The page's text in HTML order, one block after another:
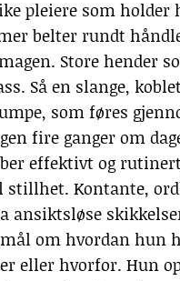
pleiere som holder
belter rundt
Store hender
Så en slange,
som føres
fire ganger om
effektivt og
stillhet. Kontante,
ansiktsløse
om hvordan hun
eller hvorfor. Hun